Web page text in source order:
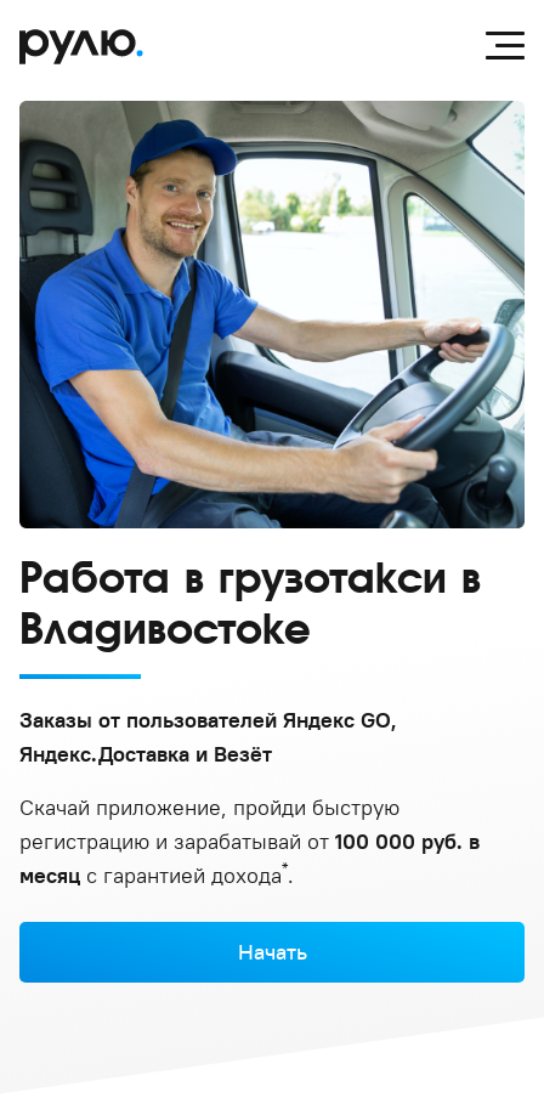
Работа в грузотакси в
Владивостоке
Заказы от пользователей Яндекс GO,
Яндекс.Доставка и Везёт
Скачай приложение, пройди быструю
регистрацию и зарабатывай от 100 000 руб. в
месяц с гарантией дохода*.
Начать